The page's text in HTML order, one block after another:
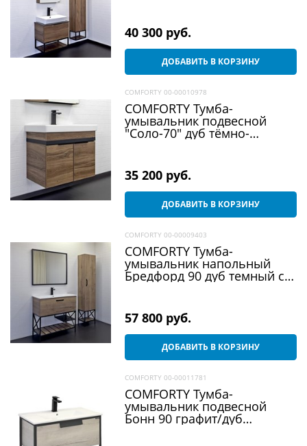
раковиной 9055RA-50
40 300 руб.
ДОБАВИТЬ В КОРЗИНУ
COMFORTY 00-00010978
COMFORTY Тумба-
умывальник подвесной
"Соло-70" дуб тёмно-
35 200 руб.
ДОБАВИТЬ В КОРЗИНУ
COMFORTY 00-00009403
COMFORTY Тумба-
умывальник напольный
Бредфорд 90 дуб темный с
57 800 руб.
ДОБАВИТЬ В КОРЗИНУ
COMFORTY 00-00011781
COMFORTY Тумба-
умывальник подвесной
Бонн 90 графит/дуб